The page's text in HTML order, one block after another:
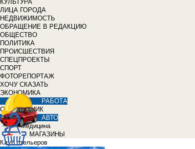
КУЛЬТУРА
ЛИЦА ГОРОДА
НЕДВИЖИМОСТЬ
ОБРАЩЕНИЕ В РЕДАКЦИЮ
ОБЩЕСТВО
ПОЛИТИКА
ПРОИСШЕСТВИЯ
СПЕЦПРОЕКТЫ
СПОРТ
ФОТОРЕПОРТАЖ
ХОЧУ СКАЗАТЬ
ЭКОНОМИКА
РАБОТА
СПРАВОЧНИК
АВТО
Медицина
МАГАЗИНЫ
Клуб отельеров